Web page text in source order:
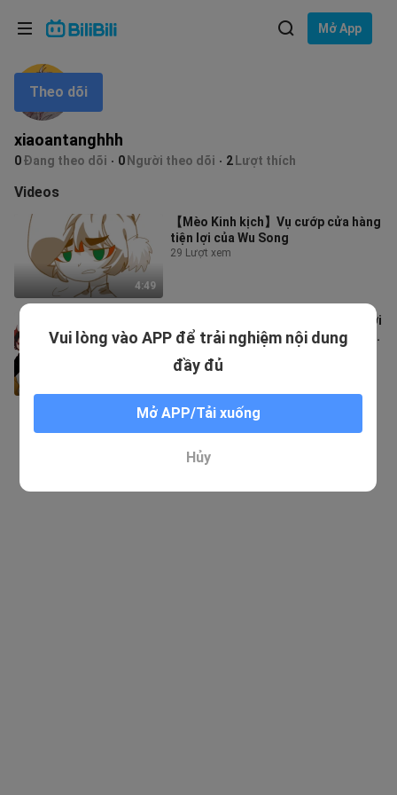
Mở App
xiaoantanghhh
0Đang theo dõi 0 Người theo dõi 2 Lượt thích
Theo dõi
Videos
4:49
【Mèo Kinh kịch】Vụ cướp cửa hàng
tiện lợi của Wu Song
29 Lượt xem
[Kinh kịch mèo/Meo hàng ngày] Thời
gian dọn dẹp (chưa hoàn thành [lại
chưa hoàn thành ntm)]
Vui lòng vào APP để trải nghiệm nội dung
đầy đủ
Mở APP/Tải xuống
Hủy
Ngôn ngữ: Tiếng Việt
Lựa chọn ngôn ngữ
English
ภาษาไทย
Tiếng Việt
Bahasa Melayu